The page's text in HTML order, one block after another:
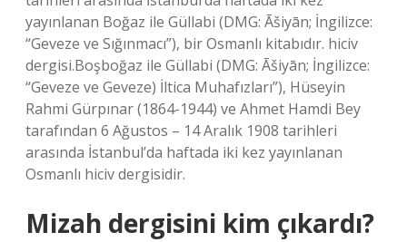
yayınlanan Boğaz ile Güllabi (DMG: Āšiyān; İngilizce:
“Geveze ve Sığınmacı”), bir Osmanlı kitabıdır. hiciv
dergisi.Boşboğaz ile Güllabi (DMG: Āšiyān; İngilizce:
“Geveze ve Geveze) İltica Muhafızları”), Hüseyin
Rahmi Gürpınar (1864-1944) ve Ahmet Hamdi Bey
tarafından 6 Ağustos – 14 Aralık 1908 tarihleri ​​
arasında İstanbul’da haftada iki kez yayınlanan
Osmanlı hiciv dergisidir.
Mizah dergisini kim çıkardı?